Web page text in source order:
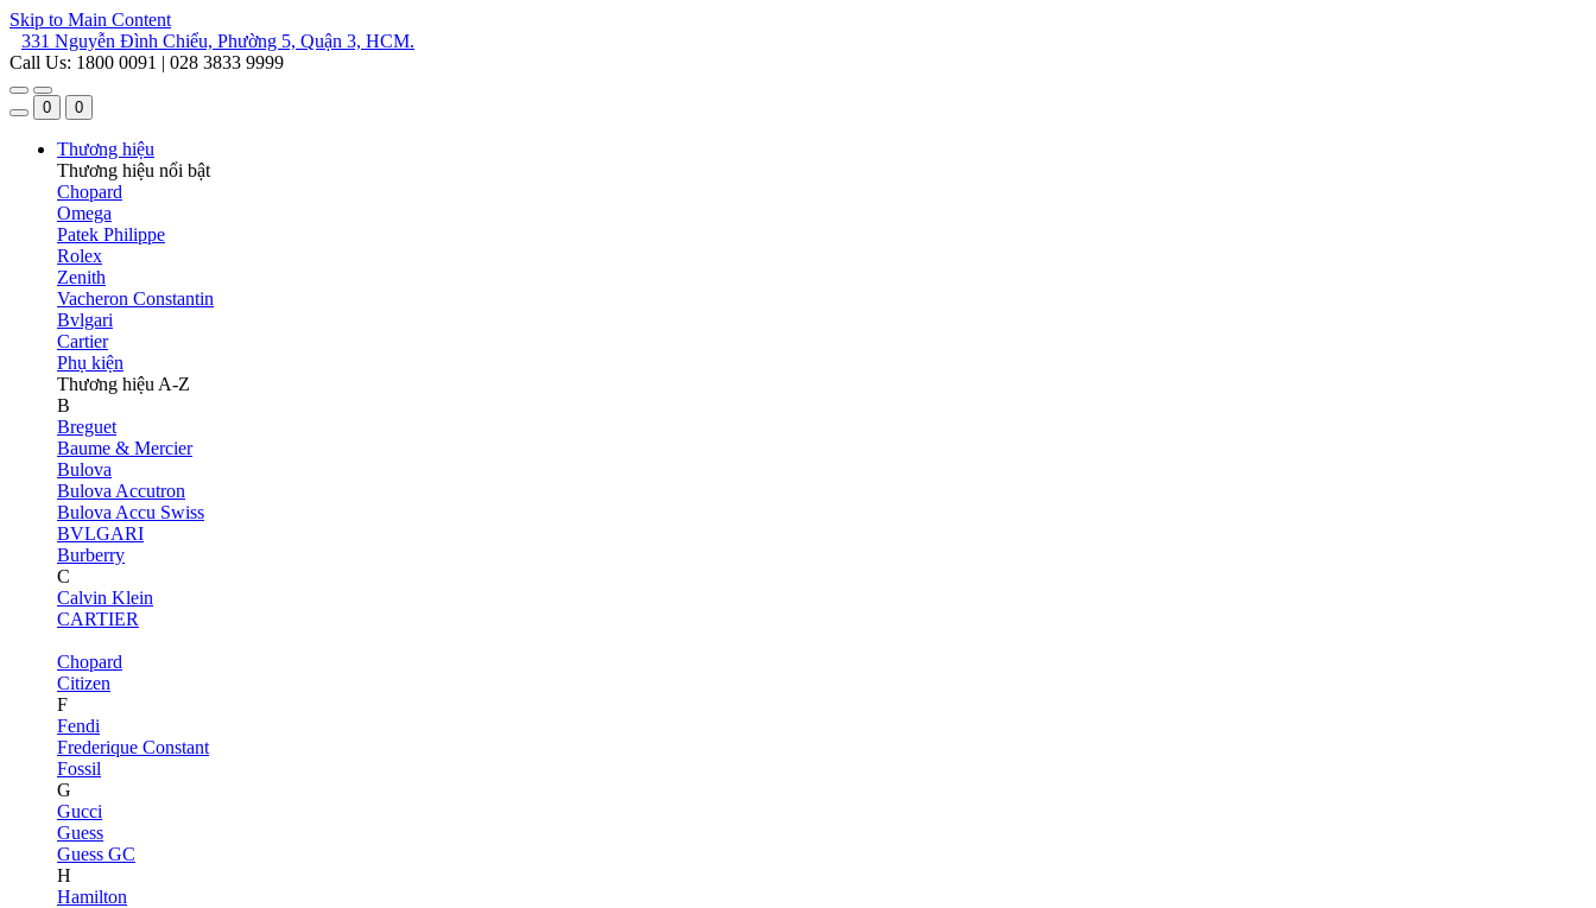
Skip to Main Content
331 Nguyễn Đình Chiểu, Phường 5, Quận 3, HCM.
Call Us: 1800 0091 | 028 3833 9999
0 0
Thương hiệu
Thương hiệu nổi bật
Chopard
Omega
Patek Philippe
Rolex
Zenith
Vacheron Constantin
Bvlgari
Cartier
Phụ kiện
Thương hiệu A-Z
B
Breguet
Baume & Mercier
Bulova
Bulova Accutron
Bulova Accu Swiss
BVLGARI
Burberry
C
Calvin Klein
CARTIER
Chopard
Citizen
F
Fendi
Frederique Constant
Fossil
G
Gucci
Guess
Guess GC
H
Hamilton